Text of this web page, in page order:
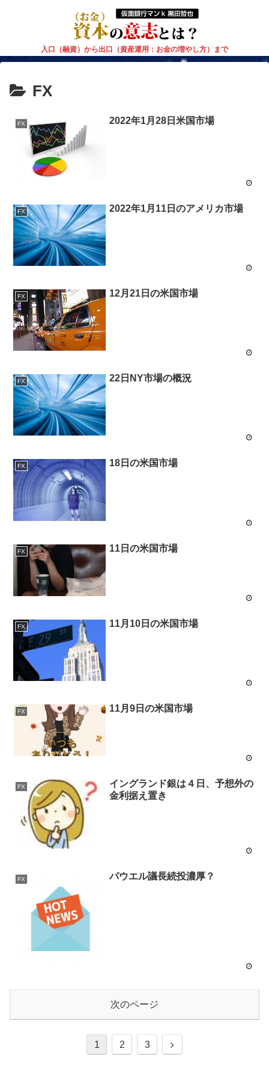
入口（融資）から出口（資産運用：お金の増やし方）まで
FX
FX 2022年1月28日米国市場
FX 2022年1月11日のアメリカ市場
FX 12月21日の米国市場
FX 22日NY市場の概況
FX 18日の米国市場
FX 11日の米国市場
FX 11月10日の米国市場
FX 11月9日の米国市場
FX
イングランド銀は４日、予想外の
金利据え置き
FX パウエル議長続投濃厚？
次のページ
1 2 3